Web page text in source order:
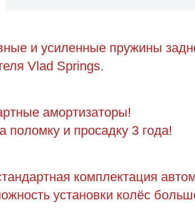
и усиленные пружины
Vlad Springs.
амортизаторы!
поломку и просадку 3 года!
комплектация
установки колёс